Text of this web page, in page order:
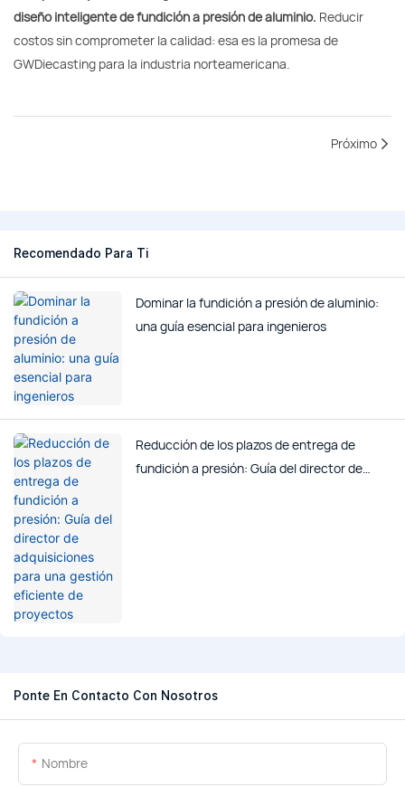
diseño inteligente de fundición a presión de aluminio. Reducir
costos sin comprometer la calidad: esa es la promesa de
GWDiecasting para la industria norteamericana.
Próximo
Recomendado Para Ti
Dominar la fundición a presión de aluminio:
una guía esencial para ingenieros
Reducción de los plazos de entrega de
fundición a presión: Guía del director de
Ponte En Contacto Con Nosotros
Nombre